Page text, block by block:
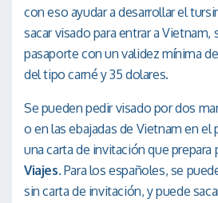
con eso ayudar a desarrollar el
sacar visado para entrar a Vietnam,
pasaporte con un validez mínima
del tipo carné y 35 dolares.
Se pueden pedir visado por dos
o en las ebajadas de Vietnam en el
una carta de invitación que prepara
Viajes. Para los españoles, se
sin carta de invitación, y puede